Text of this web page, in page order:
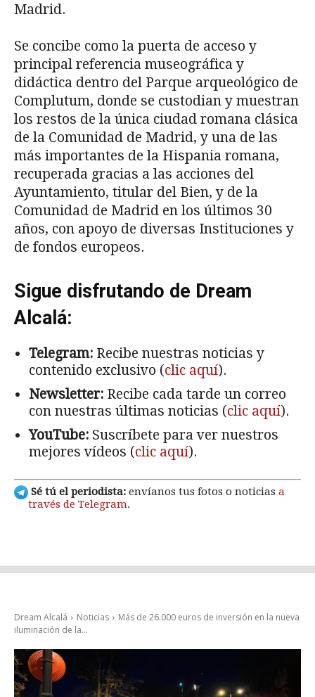
Madrid.
Se concibe como la puerta de acceso y
principal referencia museográfica y
didáctica dentro del Parque arqueológico de
Complutum, donde se custodian y muestran
los restos de la única ciudad romana clásica
de la Comunidad de Madrid, y una de las
más importantes de la Hispania romana,
recuperada gracias a las acciones del
Ayuntamiento, titular del Bien, y de la
Comunidad de Madrid en los últimos 30
años, con apoyo de diversas Instituciones y
de fondos europeos.
Sigue disfrutando de Dream
Alcalá:
Telegram: Recibe nuestras noticias y
contenido exclusivo (clic aquí).
Newsletter: Recibe cada tarde un correo
con nuestras últimas noticias (clic aquí).
YouTube: Suscríbete para ver nuestros
mejores vídeos (clic aquí).
Sé tú el periodista: envíanos tus fotos o noticias a
través de Telegram.